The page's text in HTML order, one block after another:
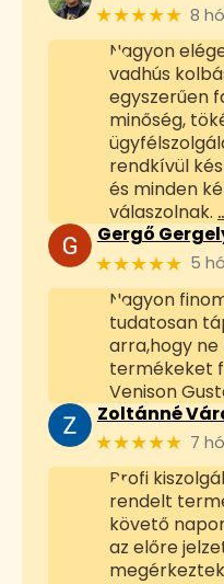
★★★★★ 8
Nagyon
vadhús
egyszerűen
minőség,
rendkívül
és minden
válaszolnak.
Gergő
★★★★★ 5
Nagyon
tudatosan
arra,hogy
termékeket
Venison
Zoltánné
★★★★★ 7
Profi
rendelt
követő
az előre